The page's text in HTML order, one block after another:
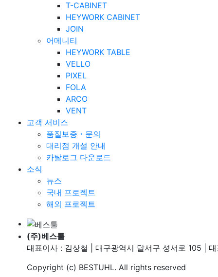
T-CABINET
HEYWORK CABINET
JOIN
어메니티
HEYWORK TABLE
VELLO
PIXEL
FOLA
ARCO
VENT
고객 서비스
품질보증・문의
대리점 개설 안내
카탈로그 다운로드
소식
뉴스
국내 프로젝트
해외 프로젝트
(주)베스툴
대표이사 : 김상철 | 대구광역시 달서구 성서로 105 |
Copyright (c) BESTUHL. All rights reserved